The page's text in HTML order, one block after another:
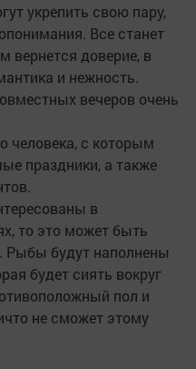
укрепить свою пару,
Все станет
вернется доверие, в
и нежность.
вечеров очень
человека, с которым
праздники, а также
в
то это может быть
Рыбы будут наполнены
будет сиять вокруг
пол и
не сможет этому